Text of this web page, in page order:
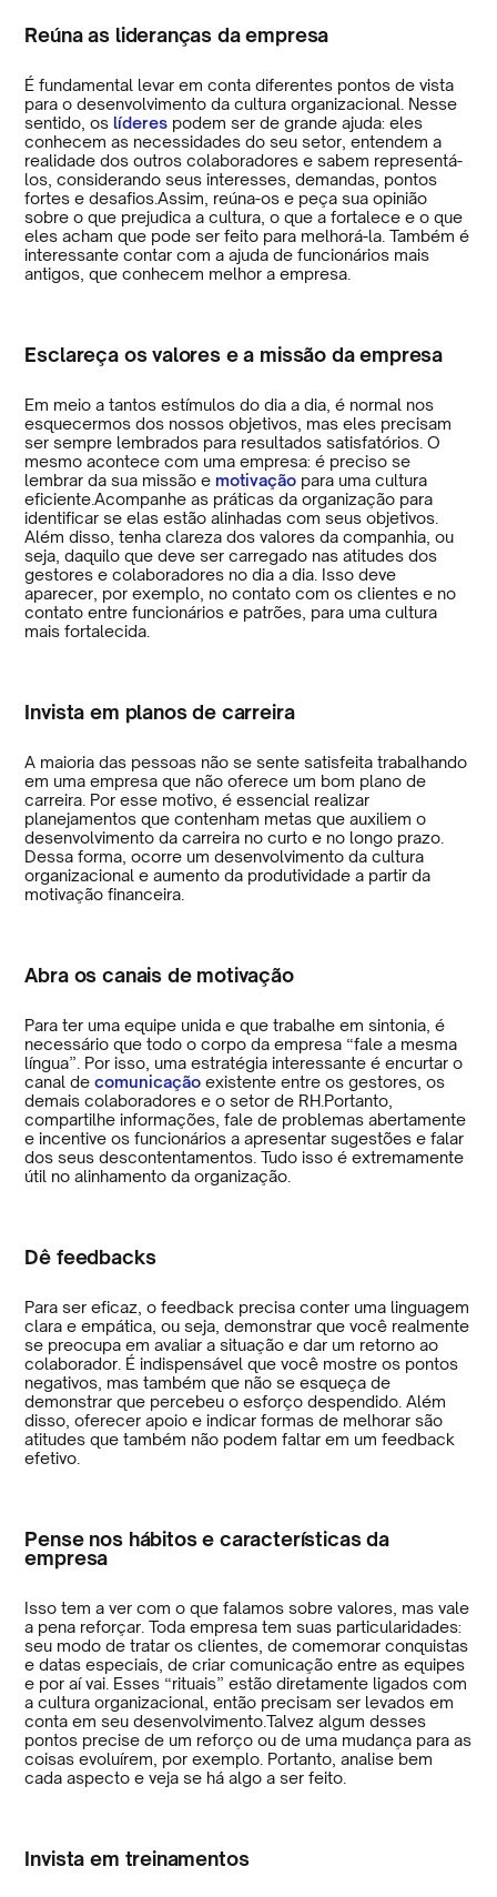
Reúna as lideranças da empresa
É fundamental levar em conta diferentes pontos de vista
para o desenvolvimento da cultura organizacional. Nesse
sentido, oslíderes podem ser de grande ajuda: eles
conhecem as necessidades do seu setor, entendem a
realidade dos outros colaboradores e sabem representá-
los, considerando seus interesses, demandas, pontos
fortes e desafios.Assim, reúna-os e peça sua opinião
sobre o que prejudica a cultura, o que a fortalece e o que
eles acham que pode ser feito para melhorá-la. Também é
interessante contar com a ajuda de funcionários mais
antigos, que conhecem melhor a empresa.
Esclareça os valores e a missão da empresa
Em meio a tantos estímulos do dia a dia, é normal nos
esquecermos dos nossos objetivos, mas eles precisam
ser sempre lembrados para resultados satisfatórios. O
mesmo acontece com uma empresa: é preciso se
lembrar da sua missão e motivação para uma cultura
eficiente.Acompanhe as práticas da organização para
identificar se elas estão alinhadas com seus objetivos.
Além disso, tenha clareza dos valores da companhia, ou
seja, daquilo que deve ser carregado nas atitudes dos
gestores e colaboradores no dia a dia. Isso deve
aparecer, por exemplo, no contato com os clientes e no
contato entre funcionários e patrões, para uma cultura
mais fortalecida.
Invista em planos de carreira
A maioria das pessoas não se sente satisfeita trabalhando
em uma empresa que não oferece um bom plano de
carreira. Por esse motivo, é essencial realizar
planejamentos que contenham metas que auxiliem o
desenvolvimento da carreira no curto e no longo prazo.
Dessa forma, ocorre um desenvolvimento da cultura
organizacional e aumento da produtividade a partir da
motivação financeira.
Abra os canais de motivação
Para ter uma equipe unida e que trabalhe em sintonia, é
necessário que todo o corpo da empresa “fale a mesma
língua”. Por isso, uma estratégia interessante é encurtar o
canal decomunicação existente entre os gestores, os
demais colaboradores e o setor de RH.Portanto,
compartilhe informações, fale de problemas abertamente
e incentive os funcionários a apresentar sugestões e falar
dos seus descontentamentos. Tudo isso é extremamente
útil no alinhamento da organização.
Dê feedbacks
Para ser eficaz, o feedback precisa conter uma linguagem
clara e empática, ou seja, demonstrar que você realmente
se preocupa em avaliar a situação e dar um retorno ao
colaborador. É indispensável que você mostre os pontos
negativos, mas também que não se esqueça de
demonstrar que percebeu o esforço despendido. Além
disso, oferecer apoio e indicar formas de melhorar são
atitudes que também não podem faltar em um feedback
efetivo.
Pense nos hábitos e características da
empresa
Isso tem a ver com o que falamos sobre valores, mas vale
a pena reforçar. Toda empresa tem suas particularidades:
seu modo de tratar os clientes, de comemorar conquistas
e datas especiais, de criar comunicação entre as equipes
e por aí vai. Esses “rituais” estão diretamente ligados com
a cultura organizacional, então precisam ser levados em
conta em seu desenvolvimento.Talvez algum desses
pontos precise de um reforço ou de uma mudança para as
coisas evoluírem, por exemplo. Portanto, analise bem
cada aspecto e veja se há algo a ser feito.
Invista em treinamentos